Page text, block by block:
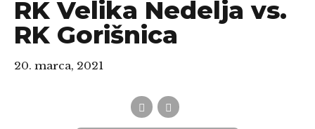
RK Velika Nedelja vs.
RK Gorišnica
20. marca, 2021